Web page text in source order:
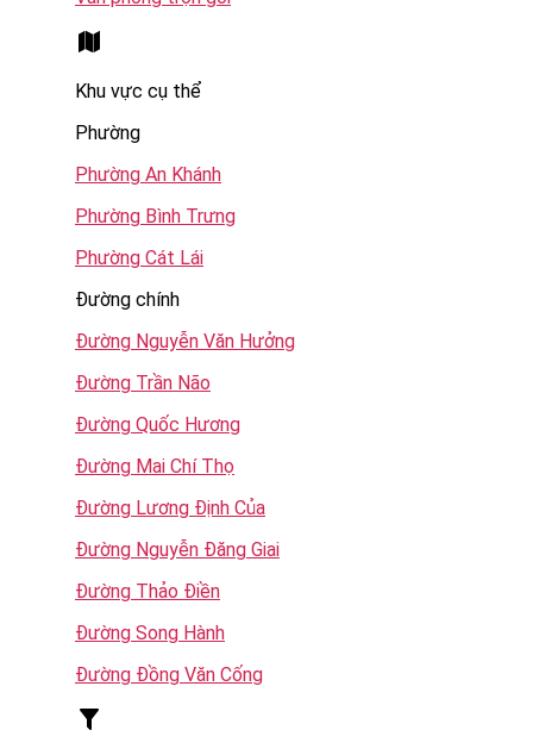
Khu vực cụ thể
Phường
Phường An Khánh
Phường Bình Trưng
Phường Cát Lái
Đường chính
Đường Nguyễn Văn Hưởng
Đường Trần Não
Đường Quốc Hương
Đường Mai Chí Thọ
Đường Lương Định Của
Đường Nguyễn Đăng Giai
Đường Thảo Điền
Đường Song Hành
Đường Đồng Văn Cống